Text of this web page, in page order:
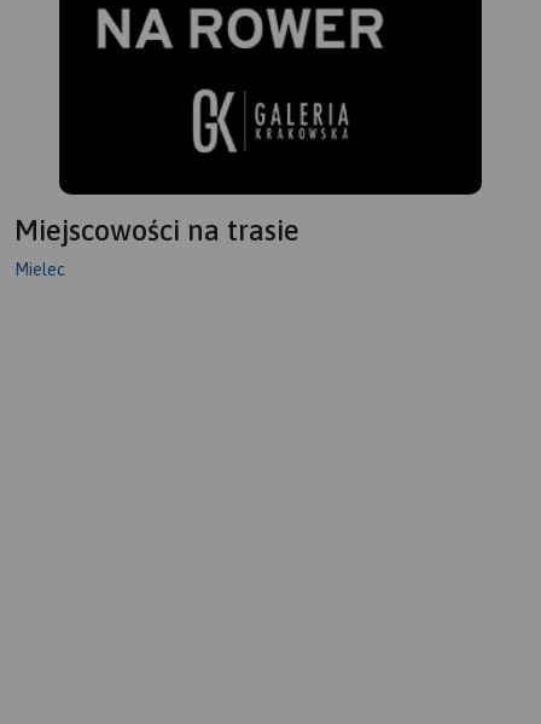
Miejscowości na trasie
Mielec